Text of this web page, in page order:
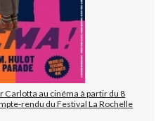
Carlotta au cinéma à partir du 8
rendu du Festival La Rochelle